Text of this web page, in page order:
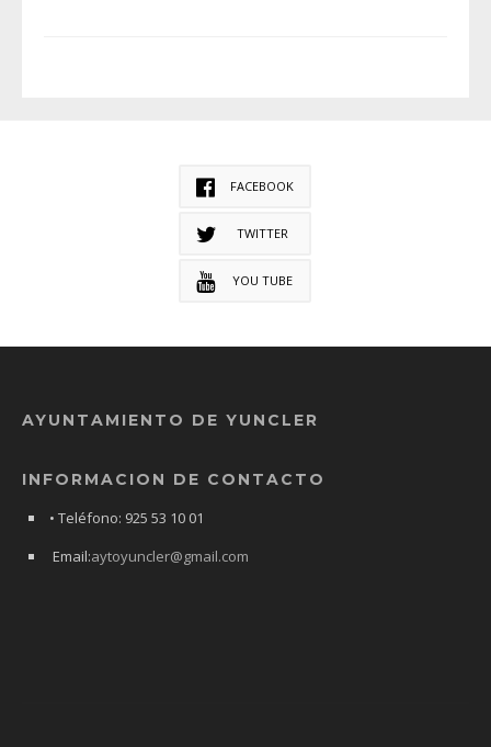
FACEBOOK
TWITTER
YOU TUBE
AYUNTAMIENTO DE YUNCLER
INFORMACION DE CONTACTO
• Teléfono: 925 53 10 01
Email:aytoyuncler@gmail.com